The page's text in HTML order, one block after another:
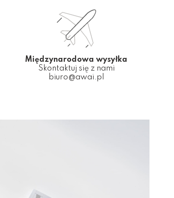
Międzynarodowa wysyłka
Skontaktuj się z nami
biuro@awai.pl